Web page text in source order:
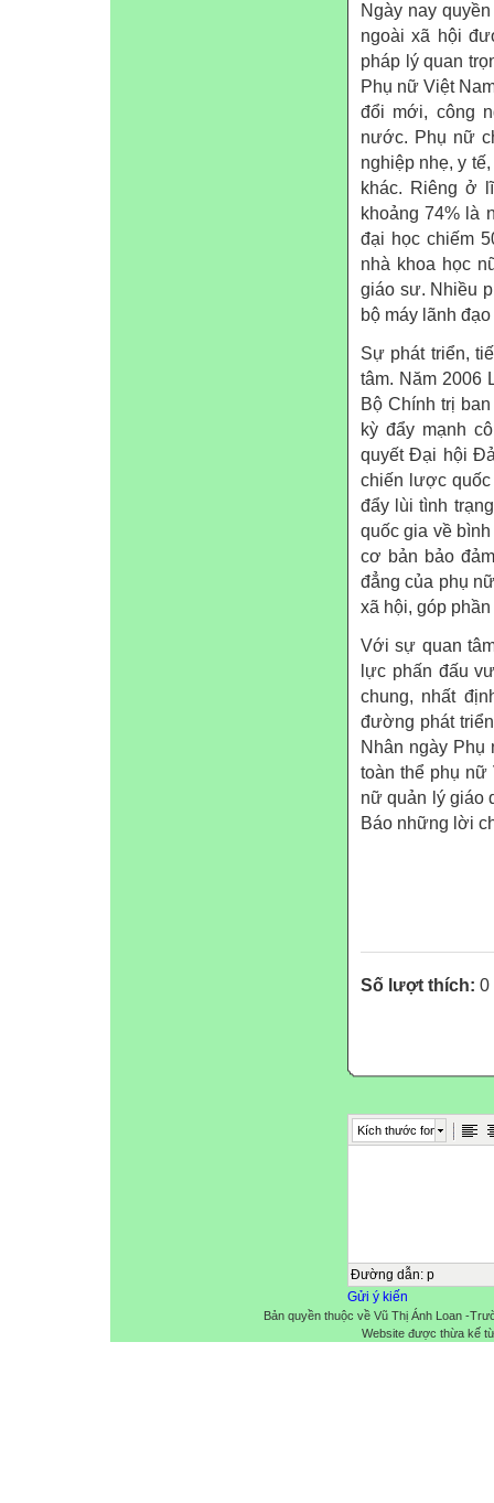
Ngày nay
ngoài xã hội
pháp lý quan
Phụ nữ Việt
đổi mới, công
nước. Phụ nữ
nghiệp nhẹ, y
khác. Riêng ở
khoảng 74% là
đại học chiếm
nhà khoa học
giáo sư. Nhiều
bộ máy lãnh
Sự phát triển,
tâm. Năm 2006
Bộ Chính trị
kỳ đẩy mạnh
quyết Đại hội
chiến lược
đẩy lùi tình
quốc gia về
cơ bản bảo
đẳng của phụ
xã hội, góp
Với sự quan
lực phấn đấu
chung, nhất
đường phát
Nhân ngày
toàn thể phụ nữ
nữ quản lý giáo
Báo những lời
Số lượt thích: 0
Kích thước font
Đường dẫn: p
Gửi ý kiến
Bản quyền thuộc về Vũ Thị Ánh Loan -
Website được thừa kế